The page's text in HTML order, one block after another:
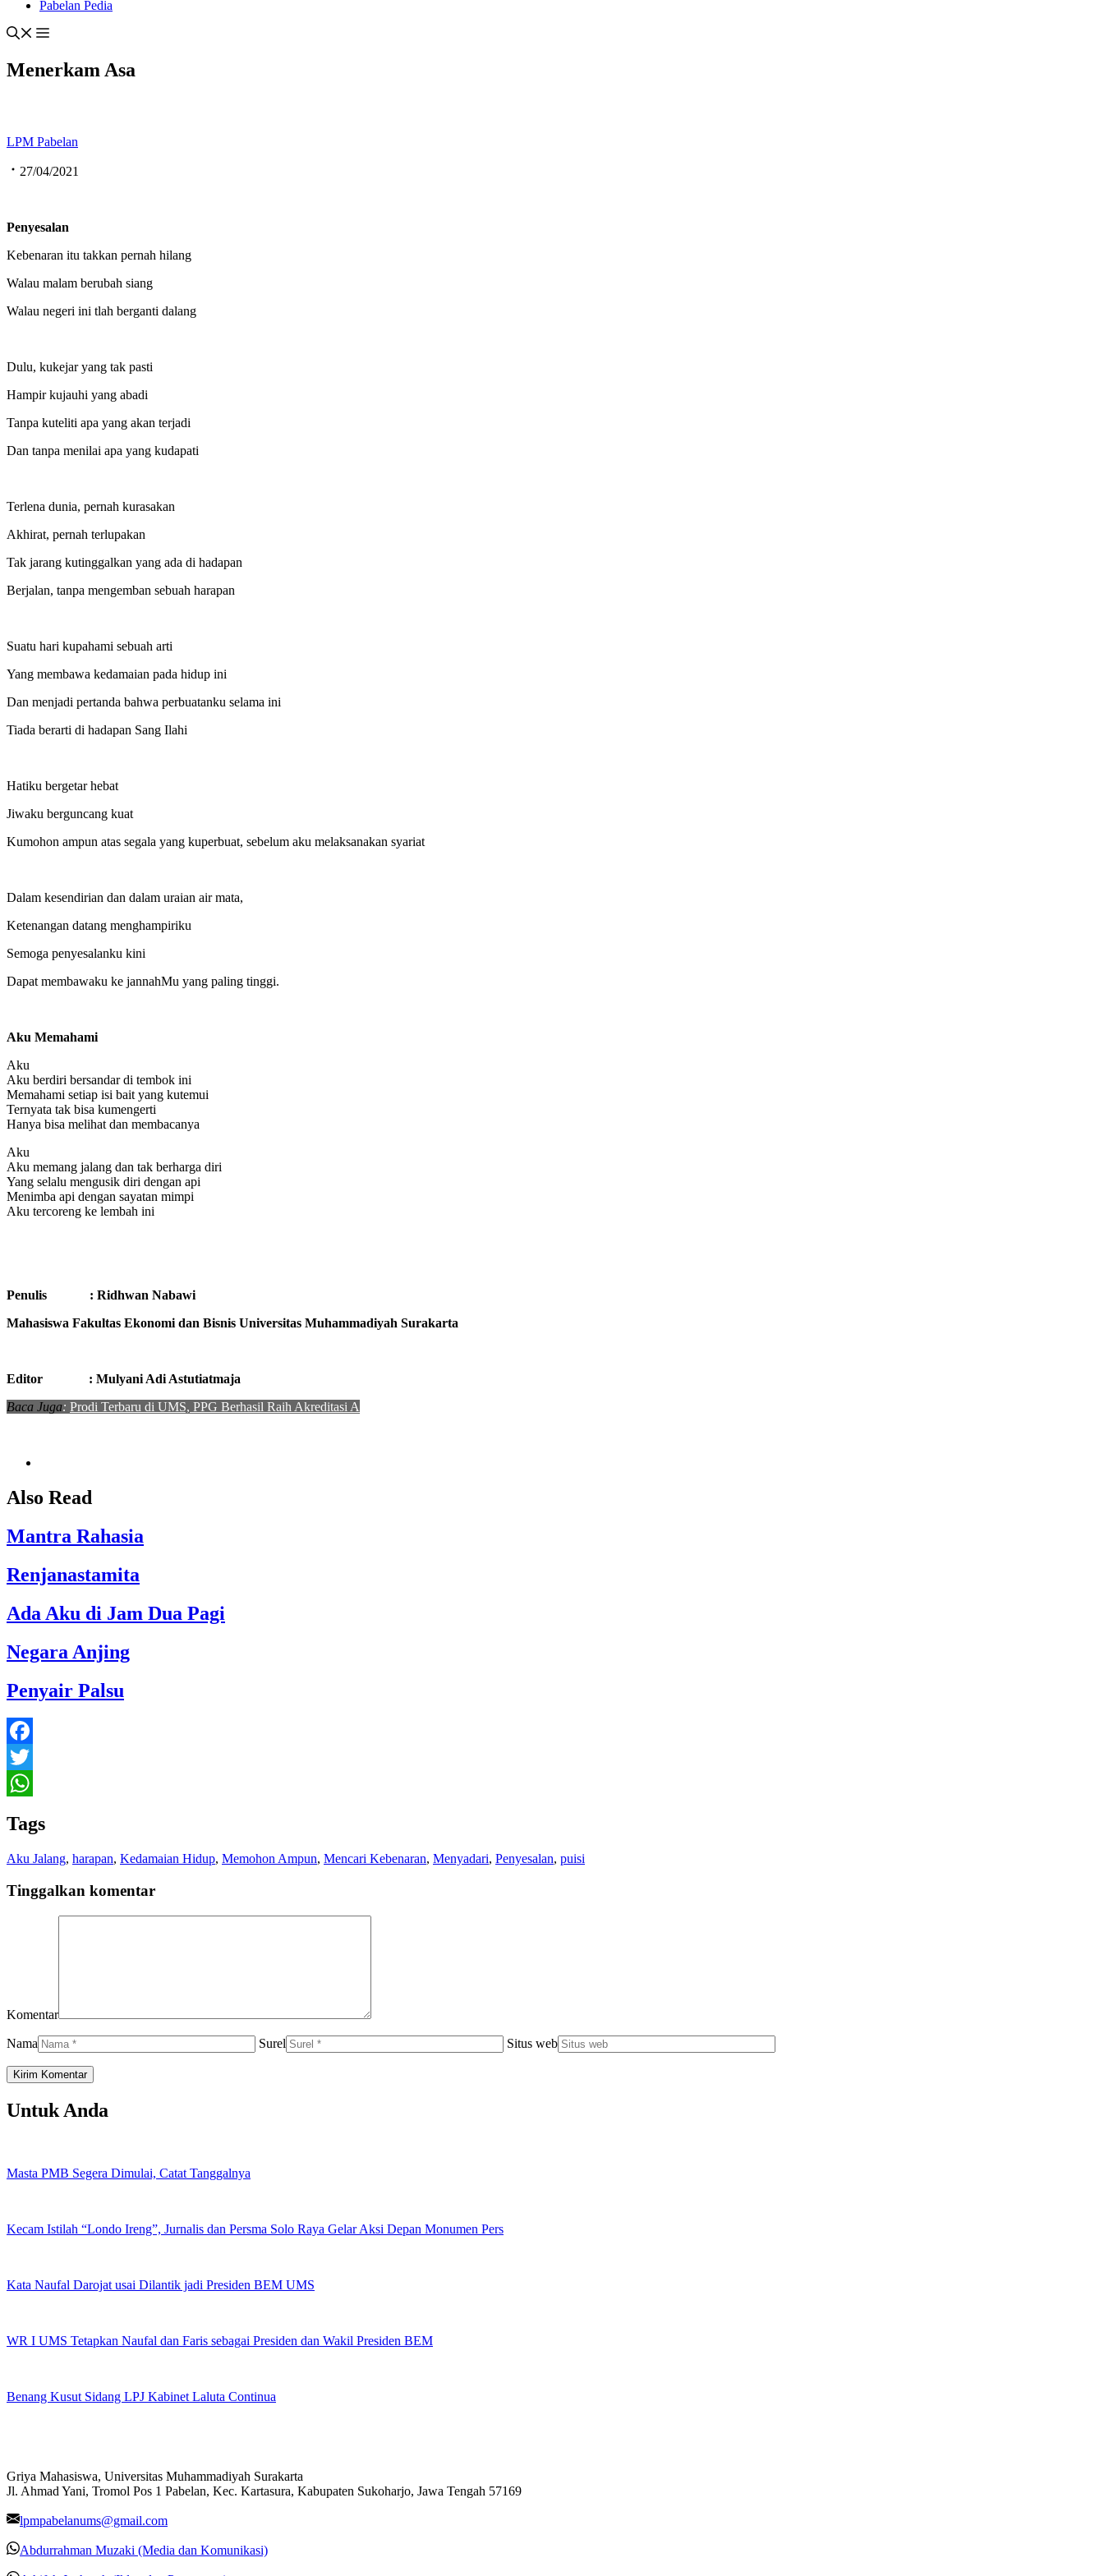
Pabelan Pedia
Menerkam Asa
LPM Pabelan
27/04/2021
Penyesalan
Kebenaran itu takkan pernah hilang
Walau malam berubah siang
Walau negeri ini tlah berganti dalang
Dulu, kukejar yang tak pasti
Hampir kujauhi yang abadi
Tanpa kuteliti apa yang akan terjadi
Dan tanpa menilai apa yang kudapati
Terlena dunia, pernah kurasakan
Akhirat, pernah terlupakan
Tak jarang kutinggalkan yang ada di hadapan
Berjalan, tanpa mengemban sebuah harapan
Suatu hari kupahami sebuah arti
Yang membawa kedamaian pada hidup ini
Dan menjadi pertanda bahwa perbuatanku selama ini
Tiada berarti di hadapan Sang Ilahi
Hatiku bergetar hebat
Jiwaku berguncang kuat
Kumohon ampun atas segala yang kuperbuat, sebelum aku melaksanakan syariat
Dalam kesendirian dan dalam uraian air mata,
Ketenangan datang menghampiriku
Semoga penyesalanku kini
Dapat membawaku ke jannahMu yang paling tinggi.
Aku Memahami
Aku
Aku berdiri bersandar di tembok ini
Memahami setiap isi bait yang kutemui
Ternyata tak bisa kumengerti
Hanya bisa melihat dan membacanya
Aku
Aku memang jalang dan tak berharga diri
Yang selalu mengusik diri dengan api
Menimba api dengan sayatan mimpi
Aku tercoreng ke lembah ini
Penulis : Ridhwan Nabawi
Mahasiswa Fakultas Ekonomi dan Bisnis Universitas Muhammadiyah Surakarta
Editor : Mulyani Adi Astutiatmaja
Baca Juga: Prodi Terbaru di UMS, PPG Berhasil Raih Akreditasi A
Also Read
Mantra Rahasia
Renjanastamita
Ada Aku di Jam Dua Pagi
Negara Anjing
Penyair Palsu
Facebook
Twitter
Tags
Aku Jalang, harapan, Kedamaian Hidup, Memohon Ampun, Mencari Kebenaran, Menyadari, Penyesalan, puisi
Tinggalkan komentar
Komentar
Nama Surel Situs web
Untuk Anda
Masta PMB Segera Dimulai, Catat Tanggalnya
Kecam Istilah “Londo Ireng”, Jurnalis dan Persma Solo Raya Gelar Aksi Depan Monumen Pers
Kata Naufal Darojat usai Dilantik jadi Presiden BEM UMS
WR I UMS Tetapkan Naufal dan Faris sebagai Presiden dan Wakil Presiden BEM
Benang Kusut Sidang LPJ Kabinet Laluta Continua
Griya Mahasiswa, Universitas Muhammadiyah Surakarta
Jl. Ahmad Yani, Tromol Pos 1 Pabelan, Kec. Kartasura, Kabupaten Sukoharjo, Jawa Tengah 57169
lpmpabelanums@gmail.com
Abdurrahman Muzaki (Media dan Komunikasi)